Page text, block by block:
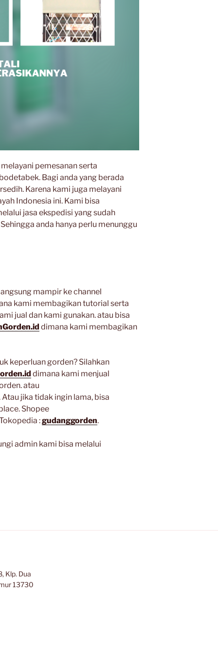
pemesanan serta
Bagi anda yang berada
Karena kami juga melayani
Indonesia ini. Kami bisa
jasa ekspedisi yang sudah
anda hanya perlu menunggu
mampir ke channel
kami membagikan tutorial serta
jual dan kami gunakan. atau bisa
dimana kami membagikan
keperluan gorden? Silahkan
dimana kami menjual
atau
Atau jika tidak ingin lama, bisa
Shopee
:gudanggorden.
admin kami bisa melalui
Klp. Dua
13730